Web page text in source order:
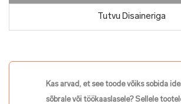
Tutvu Disaineriga
Kas arvad, et see toode võiks sobida
sõbrale või töökaaslasele? Sellele